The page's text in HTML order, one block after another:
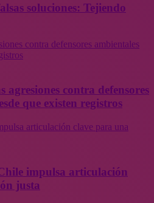
soluciones: Tejiendo
contra defensores ambientales
agresiones contra defensores
que existen registros
articulación clave para una
impulsa articulación
justa